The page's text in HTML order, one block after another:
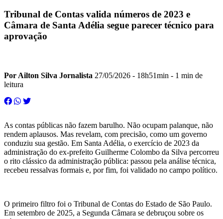
Tribunal de Contas valida números de 2023 e
Câmara de Santa Adélia segue parecer técnico para
aprovação
Por Ailton Silva Jornalista 27/05/2026 - 18h51min - 1 min de
leitura
As contas públicas não fazem barulho. Não ocupam palanque, não
rendem aplausos. Mas revelam, com precisão, como um governo
conduziu sua gestão. Em Santa Adélia, o exercício de 2023 da
administração do ex-prefeito Guilherme Colombo da Silva percorreu
o rito clássico da administração pública: passou pela análise técnica,
recebeu ressalvas formais e, por fim, foi validado no campo político.
O primeiro filtro foi o Tribunal de Contas do Estado de São Paulo.
Em setembro de 2025, a Segunda Câmara se debruçou sobre os